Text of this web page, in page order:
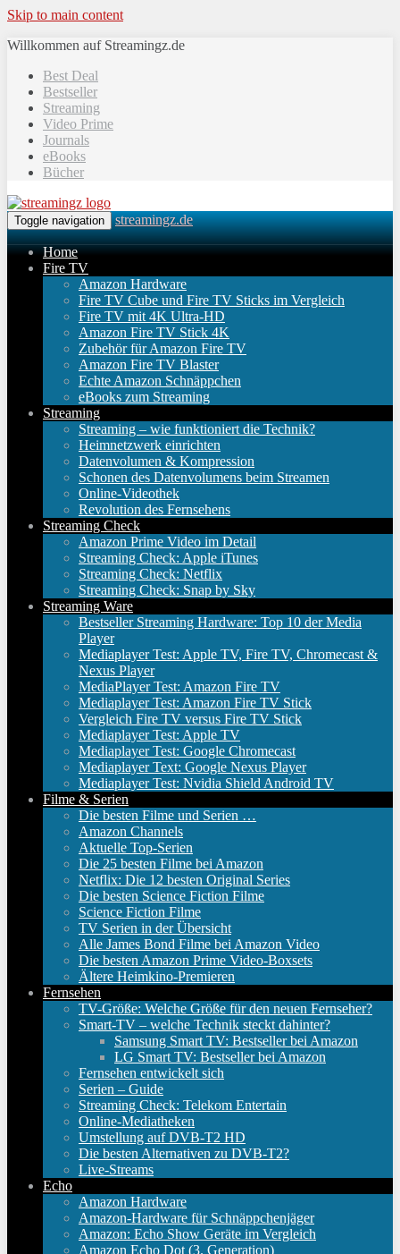
Skip to main content
Willkommen auf Streamingz.de
Best Deal
Bestseller
Streaming
Video Prime
Journals
eBooks
Bücher
Toggle navigation streamingz.de
Home
Fire TV
Amazon Hardware
Fire TV Cube und Fire TV Sticks im Vergleich
Fire TV mit 4K Ultra-HD
Amazon Fire TV Stick 4K
Zubehör für Amazon Fire TV
Amazon Fire TV Blaster
Echte Amazon Schnäppchen
eBooks zum Streaming
Streaming
Streaming – wie funktioniert die Technik?
Heimnetzwerk einrichten
Datenvolumen & Kompression
Schonen des Datenvolumens beim Streamen
Online-Videothek
Revolution des Fernsehens
Streaming Check
Amazon Prime Video im Detail
Streaming Check: Apple iTunes
Streaming Check: Netflix
Streaming Check: Snap by Sky
Streaming Ware
Bestseller Streaming Hardware: Top 10 der Media
Player
Mediaplayer Test: Apple TV, Fire TV, Chromecast &
Nexus Player
MediaPlayer Test: Amazon Fire TV
Mediaplayer Test: Amazon Fire TV Stick
Vergleich Fire TV versus Fire TV Stick
Mediaplayer Test: Apple TV
Mediaplayer Test: Google Chromecast
Mediaplayer Text: Google Nexus Player
Mediaplayer Test: Nvidia Shield Android TV
Filme & Serien
Die besten Filme und Serien …
Amazon Channels
Aktuelle Top-Serien
Die 25 besten Filme bei Amazon
Netflix: Die 12 besten Original Series
Die besten Science Fiction Filme
Science Fiction Filme
TV Serien in der Übersicht
Alle James Bond Filme bei Amazon Video
Die besten Amazon Prime Video-Boxsets
Ältere Heimkino-Premieren
Fernsehen
TV-Größe: Welche Größe für den neuen Fernseher?
Smart-TV – welche Technik steckt dahinter?
Samsung Smart TV: Bestseller bei Amazon
LG Smart TV: Bestseller bei Amazon
Fernsehen entwickelt sich
Serien – Guide
Streaming Check: Telekom Entertain
Online-Mediatheken
Umstellung auf DVB-T2 HD
Die besten Alternativen zu DVB-T2?
Live-Streams
Echo
Amazon Hardware
Amazon-Hardware für Schnäppchenjäger
Amazon: Echo Show Geräte im Vergleich
Amazon Echo Dot (3. Generation)